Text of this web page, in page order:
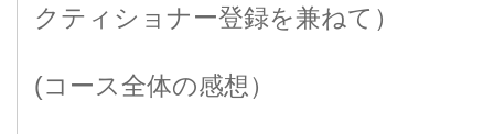
クティショナー登録を兼ねて）
(コース全体の感想）